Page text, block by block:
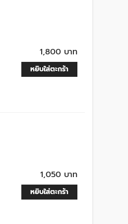
1,800 บาท
หยิบใส่ตะกร้า
1,050 บาท
หยิบใส่ตะกร้า